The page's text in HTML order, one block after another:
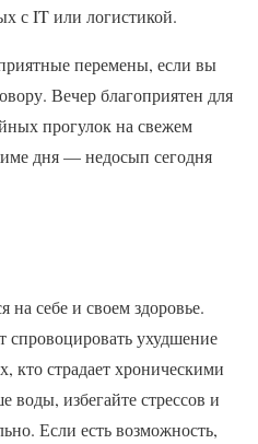
с IT или логистикой.
перемены, если вы
Вечер благоприятен для
прогулок на свежем
дня — недосып сегодня
на себе и своем здоровье.
спровоцировать ухудшение
кто страдает хроническими
воды, избегайте стрессов и
Если есть возможность,